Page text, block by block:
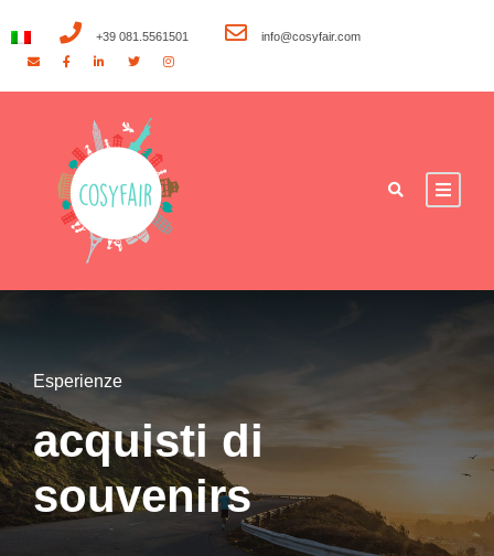
+39 081.5561501 info@cosyfair.com
Esperienze
acquisti di
souvenirs